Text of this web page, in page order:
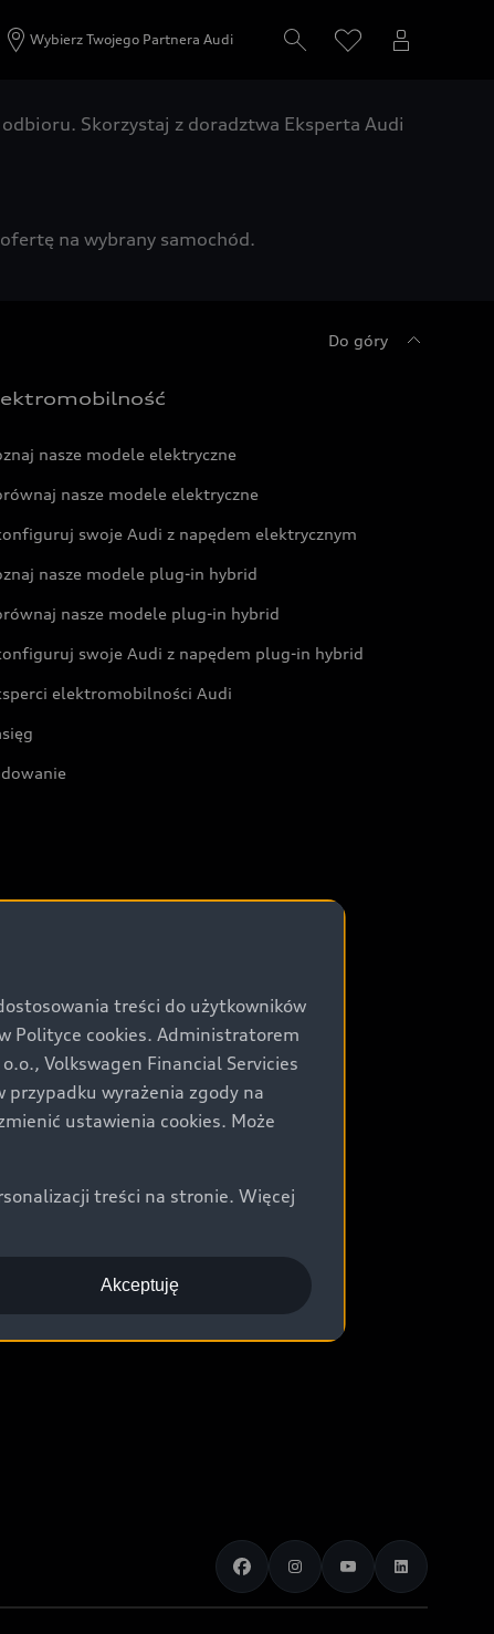
Wybierz Twojego Partnera Audi
Skorzystaj z doradztwa Eksperta Audi
na wybrany samochód.
Do góry
nasze modele elektryczne
nasze modele elektryczne
swoje Audi z napędem elektrycznym
nasze modele plug-in hybrid
nasze modele plug-in hybrid
swoje Audi z napędem plug-in hybrid
elektromobilności Audi
treści do użytkowników
Polityce cookies. Administratorem
Volkswagen Financial Servicies
przypadku wyrażenia zgody na
ustawienia cookies. Może
treści na stronie. Więcej
Akceptuję